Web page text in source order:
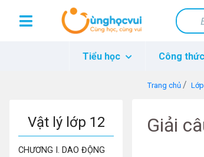
Tiểu học Công thức
Trang chủ
Vật lý lớp 12
CHƯƠNG I. DAO ĐỘNG
Giải